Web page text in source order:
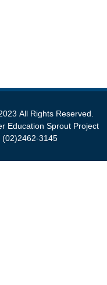
All Rights Reserved.
Education Sprout Project
(02)2462-3145